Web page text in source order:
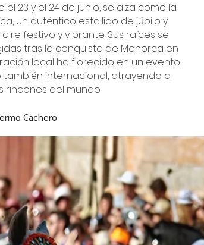
23 y el 24 de junio, se alza como la
un auténtico estallido de júbilo y
festivo y vibrante. Sus raíces se
tras la conquista de Menorca en
local ha florecido en un evento
internacional, atrayendo a
rincones del mundo.
Cachero